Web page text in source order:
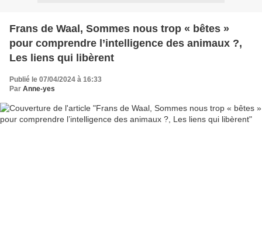
Frans de Waal, Sommes nous trop « bêtes »
pour comprendre l’intelligence des animaux ?,
Les liens qui libèrent
Publié le 07/04/2024 à 16:33
Par Anne-yes